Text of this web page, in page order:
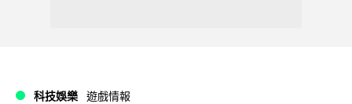
科技娛樂 遊戲情報